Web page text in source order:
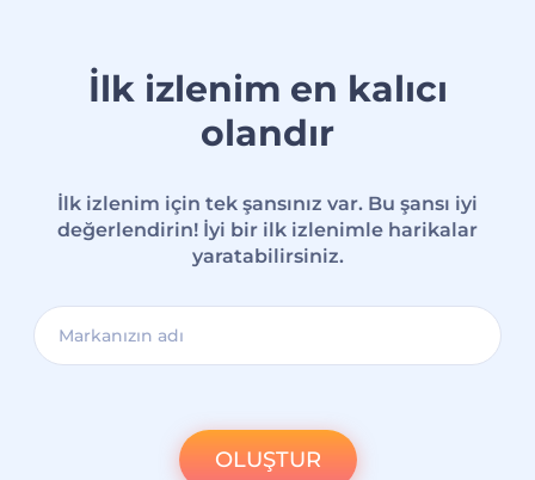
İlk izlenim en kalıcı
olandır
İlk izlenim için tek şansınız var. Bu şansı iyi
değerlendirin! İyi bir ilk izlenimle harikalar
yaratabilirsiniz.
OLUŞTUR